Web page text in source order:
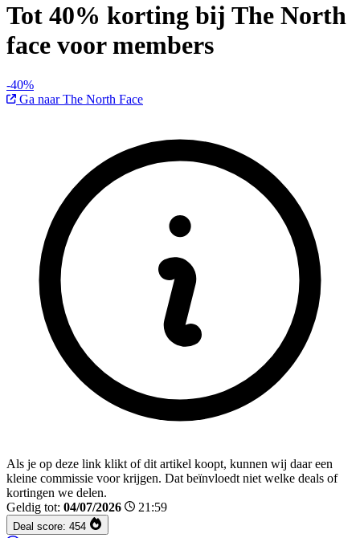
Tot 40% korting bij The North
face voor members
-40%
Ga naar The North Face
Als je op deze link klikt of dit artikel koopt, kunnen wij daar een
kleine commissie voor krijgen. Dat beïnvloedt niet welke deals of
kortingen we delen.
Geldig tot: 04/07/2026 21:59
Deal score: 454